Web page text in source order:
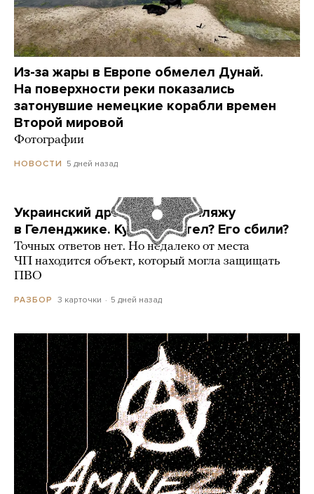
Из-за жары в Европе обмелел Дунай.
На поверхности реки показались
затонувшие немецкие корабли времен
Второй мировой
Фотографии
НОВОСТИ 5 дней назад
Украинский дрон попал по пляжу
в Геленджике. Куда он летел? Его сбили?
Точных ответов нет. Но недалеко от места
ЧП находится объект, который могла защищать
ПВО
РАЗБОР 3 карточки 5 дней назад